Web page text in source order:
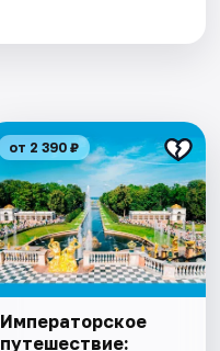
от 2 390 ₽
Императорское
путешествие: